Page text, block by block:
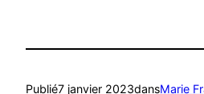
Publié7 janvier 2023dansMarie